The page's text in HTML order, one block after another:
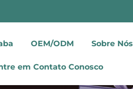
OEM/ODM Sobre Nós
em Contato Conosco